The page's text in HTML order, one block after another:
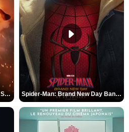
L'Odyssée Bande-annonce VO STFR Spider-Man: Brand New Day Bande-annonce VO STFR